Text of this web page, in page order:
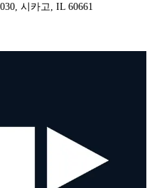
시카고, IL 60661